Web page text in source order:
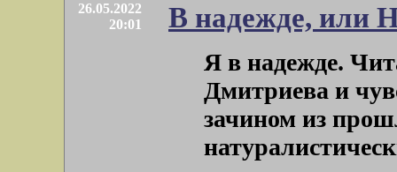
26.05.2022
20:01
В надежде, или
Я в надежде.
Дмитриева и
зачином из